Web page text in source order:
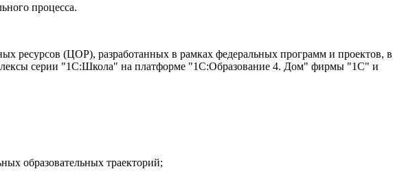
процесса.
ресурсов (ЦОР), разработанных в рамках федеральных программ и проектов, в
серии "1С:Школа" на платформе "1С:Образование 4. Дом" фирмы "1С" и
образовательных траекторий;